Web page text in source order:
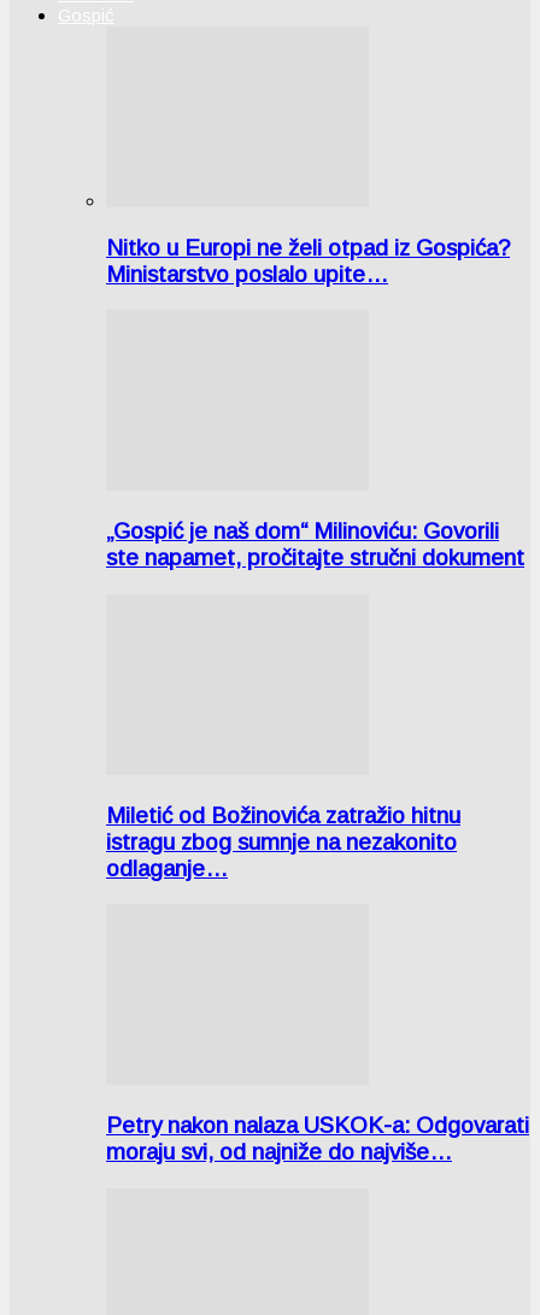
Gospić
Nitko u Europi ne želi otpad iz Gospića?
Ministarstvo poslalo upite…
„Gospić je naš dom“ Milinoviću: Govorili
ste napamet, pročitajte stručni dokument
Miletić od Božinovića zatražio hitnu
istragu zbog sumnje na nezakonito
odlaganje…
Petry nakon nalaza USKOK-a: Odgovarati
moraju svi, od najniže do najviše…